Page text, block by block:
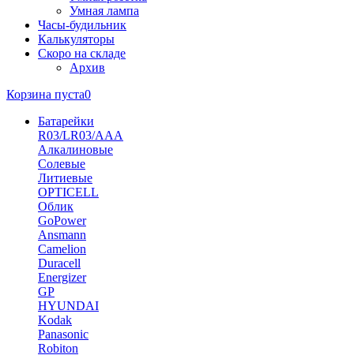
Умная лампа
Часы-будильник
Калькуляторы
Скоро на складе
Архив
Корзина пуста0
Батарейки
R03/LR03/AAA
Алкалиновые
Солевые
Литиевые
OPTICELL
Облик
GoPower
Ansmann
Camelion
Duracell
Energizer
GP
HYUNDAI
Kodak
Panasonic
Robiton